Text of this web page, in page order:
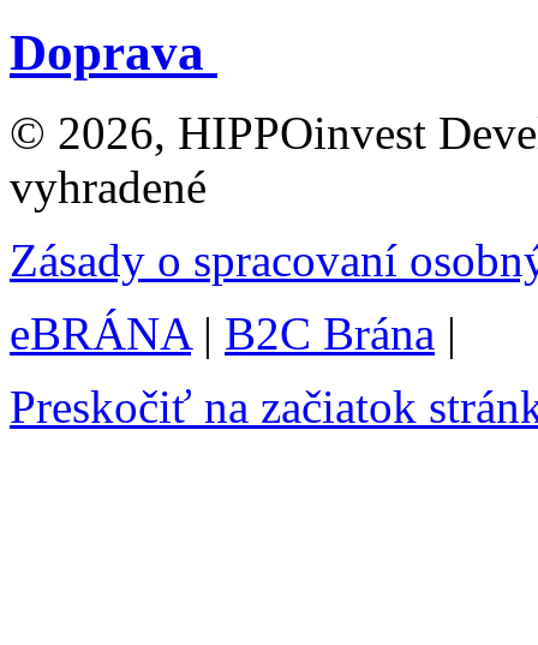
Doprava
© 2026, HIPPOinvest
vyhradené
Zásady o spracovaní
eBRÁNA| B2C Brána |
Preskočiť na začiatok